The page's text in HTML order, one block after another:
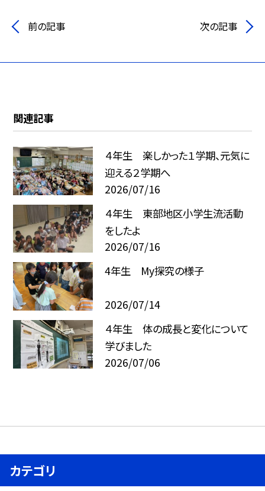
前の記事 次の記事
関連記事
４年生 楽しかった１学期、元気に
迎える２学期へ
2026/07/16
４年生 東部地区小学生流活動
をしたよ
2026/07/16
4年生 My探究の様子
2026/07/14
４年生 体の成長と変化について
学びました
2026/07/06
カテゴリ